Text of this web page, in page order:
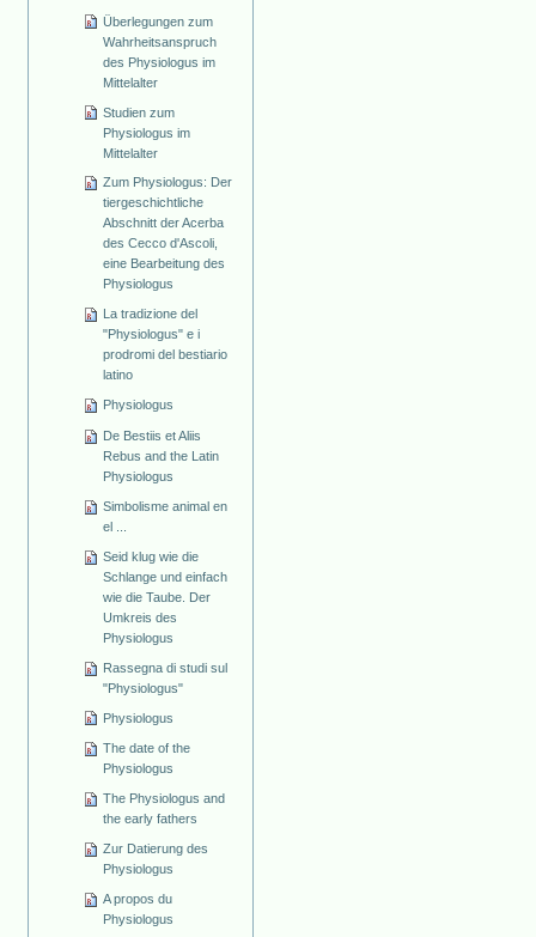
Überlegungen zum
Wahrheitsanspruch
des Physiologus im
Mittelalter
Studien zum
Physiologus im
Mittelalter
Zum Physiologus: Der
tiergeschichtliche
Abschnitt der Acerba
des Cecco d'Ascoli,
eine Bearbeitung des
Physiologus
La tradizione del
"Physiologus" e i
prodromi del bestiario
latino
Physiologus
De Bestiis et Aliis
Rebus and the Latin
Physiologus
Simbolisme animal en
el ...
Seid klug wie die
Schlange und einfach
wie die Taube. Der
Umkreis des
Physiologus
Rassegna di studi sul
"Physiologus"
Physiologus
The date of the
Physiologus
The Physiologus and
the early fathers
Zur Datierung des
Physiologus
A propos du
Physiologus